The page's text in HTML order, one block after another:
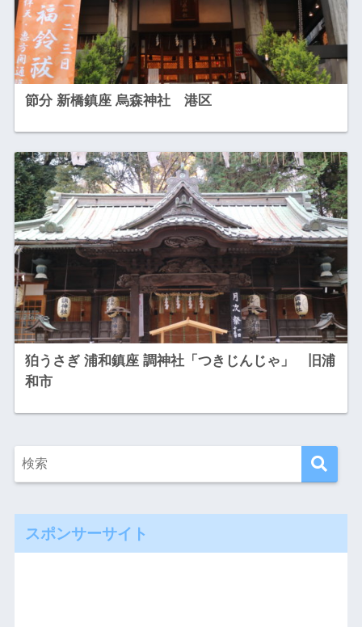
節分 新橋鎮座 烏森神社 港区
狛うさぎ 浦和鎮座 調神社「つきじんじゃ」 旧浦
和市
スポンサーサイト